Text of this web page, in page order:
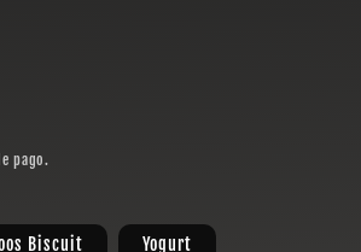
pago.
Biscuit Yogurt